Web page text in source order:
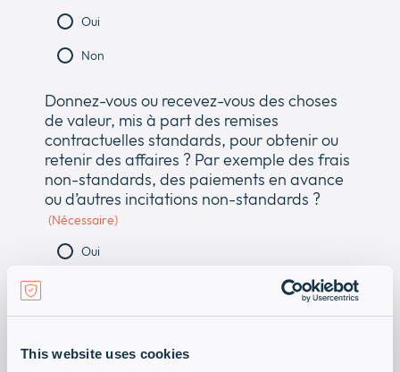
This website uses cookies
Oui
Non
Donnez-vous ou recevez-vous des choses
de valeur, mis à part des remises
contractuelles standards, pour obtenir ou
retenir des affaires ? Par exemple des frais
non-standards, des paiements en avance
ou d’autres incitations non-standards ?
(Nécessaire)
Oui
complètement ou partiellement à un